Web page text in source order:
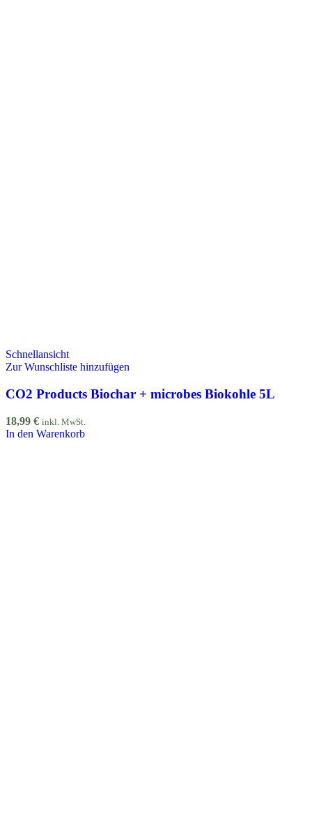
Schnellansicht
Zur Wunschliste hinzufügen
CO2 Products Biochar + microbes Biokohle 5L
18,99 € inkl. MwSt.
In den Warenkorb